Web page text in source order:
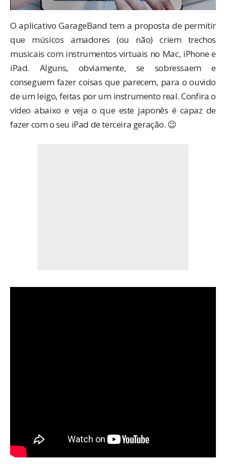
O aplicativoGarageBand tem a proposta de permitir
que músicos amadores (ou não) criem trechos
musicais com instrumentos virtuais no Mac, iPhone e
iPad. Alguns, obviamente, se sobressaem e
conseguem fazer coisas que parecem, para o ouvido
de um leigo, feitas por um instrumento real. Confira o
vídeo abaixo e veja o que este japonês é capaz de
fazer com o seu iPad de terceira geração. 😉